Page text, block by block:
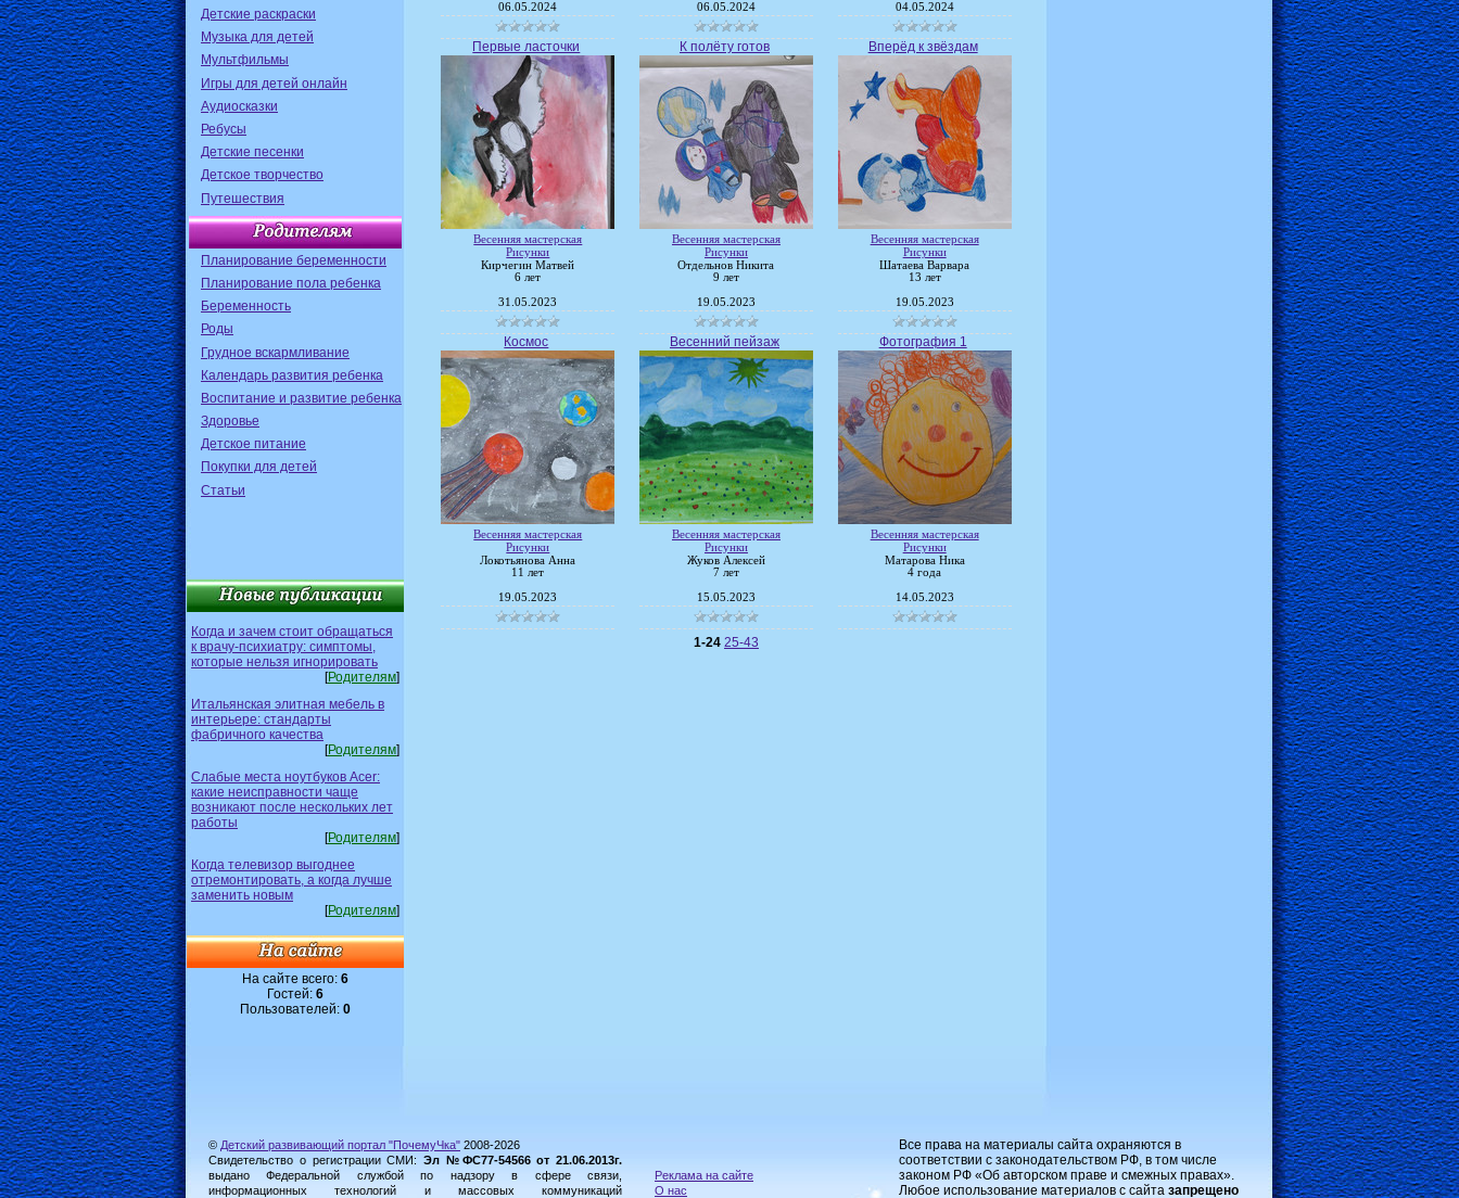
Детские раскраски
Музыка для детей
Мультфильмы
Игры для детей онлайн
Аудиосказки
Ребусы
Детские песенки
Детское творчество
Путешествия
Планирование беременности
Планирование пола ребенка
Беременность
Роды
Грудное вскармливание
Календарь развития ребенка
Воспитание и развитие ребенка
Здоровье
Детское питание
Покупки для детей
Статьи
Когда и зачем стоит обращаться
к врачу-психиатру: симптомы,
которые нельзя игнорировать
[Родителям]
Итальянская элитная мебель в
интерьере: стандарты
фабричного качества
[Родителям]
Слабые места ноутбуков Acer:
какие неисправности чаще
возникают после нескольких лет
работы
[Родителям]
Когда телевизор выгоднее
отремонтировать, а когда лучше
заменить новым
[Родителям]
На сайте всего: 6
Гостей: 6
Пользователей: 0
06.05.2024 06.05.2024 04.05.2024
Первые ласточки
Весенняя мастерская
Рисунки
Кирчегин Матвей
6 лет
31.05.2023
К полёту готов
Весенняя мастерская
Рисунки
Отдельнов Никита
9 лет
19.05.2023
Вперёд к звёздам
Весенняя мастерская
Рисунки
Шатаева Варвара
13 лет
19.05.2023
Космос
Весенняя мастерская
Рисунки
Локотьянова Анна
11 лет
19.05.2023
Весенний пейзаж
Весенняя мастерская
Рисунки
Жуков Алексей
7 лет
15.05.2023
Фотография 1
Весенняя мастерская
Рисунки
Матарова Ника
4 года
14.05.2023
1-24 25-43
© Детский развивающий портал "ПочемуЧка" 2008-2026
Свидетельство о регистрации СМИ: Эл №ФС77-54566 от 21.06.2013г.
выдано Федеральной службой по надзору в сфере связи,
информационных технологий и массовых коммуникаций
Реклама на сайте
О нас
Все права на материалы сайта охраняются в
соответствии с законодательством РФ, в том числе
законом РФ «Об авторском праве и смежных правах».
Любое использование материалов с сайта запрещено